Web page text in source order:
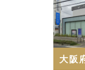
大阪